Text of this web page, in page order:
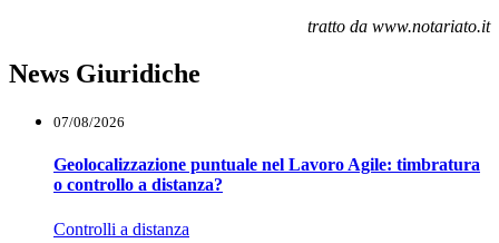
tratto da www.notariato.it
News Giuridiche
07/08/2026
Geolocalizzazione puntuale nel Lavoro Agile: timbratura
o controllo a distanza?
Controlli a distanza